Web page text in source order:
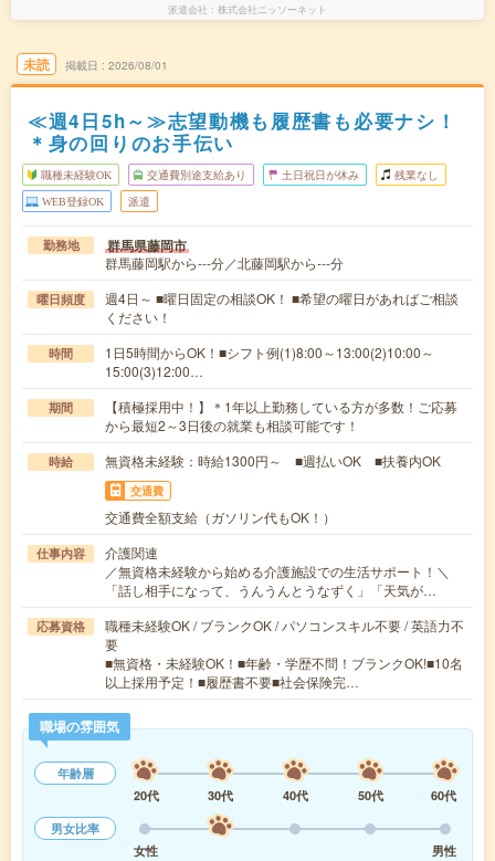
派遣会社 株式会社ニッソーネット
未読 掲載日 2026/08/01
≪週4日5h～≫志望動機も履歴書も必要ナシ！
＊身の回りのお手伝い
職種未経験OK 交通費別途支給あり 土日祝日が休み 残業なし
WEB登録OK 派遣
勤務地 群馬県藤岡市
群馬藤岡駅から---分／北藤岡駅から---分
曜日頻度
週4日～ ■曜日固定の相談OK！ ■希望の曜日があればご相談
ください！
時間
1日5時間からOK！■シフト例(1)8:00～13:00(2)10:00～
15:00(3)12:00…
期間
【積極採用中！】＊1年以上勤務している方が多数！ご応募
から最短2～3日後の就業も相談可能です！
時給 無資格未経験：時給1300円～ ■週払いOK ■扶養内OK
交通費
交通費全額支給（ガソリン代もOK！）
仕事内容
介護関連
／無資格未経験から始める介護施設での生活サポート！＼
「話し相手になって、うんうんとうなずく」「天気が…
応募資格
職種未経験OK / ブランクOK / パソコンスキル不要 / 英語力不
要
■無資格・未経験OK！■年齢・学歴不問！ブランクOK!■10名
以上採用予定！■履歴書不要■社会保険完…
職場の雰囲気
年齢層
20代
30代 40代 50代
60代
男女比率
女性
男性